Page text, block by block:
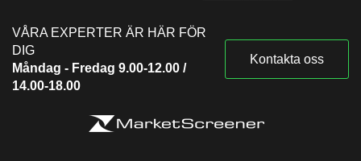
VÅRA EXPERTER ÄR HÄR FÖR
DIG
Måndag - Fredag 9.00-12.00 /
14.00-18.00
Kontakta oss